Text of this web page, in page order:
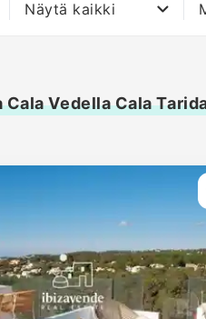
Näytä kaikki
Vedella Cala